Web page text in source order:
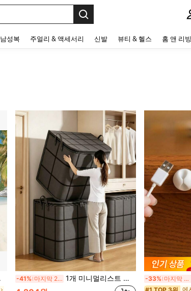
남성복 주얼리 & 액세서리 신발 뷰티 & 헬스 홈 앤 리빙
-41% 마지막 2일 1개 미니멀리스트 단일 서랍 두꺼운 패브릭 수납 박스, 넓은 미끄럼 방지 손잡이, 방진 대용량 옷장 정리함, 의류, 침구, 인형에 적합, 사계절 휴가 선물, 수납실 정리함, 가정 정리 -33% 마지막 2일